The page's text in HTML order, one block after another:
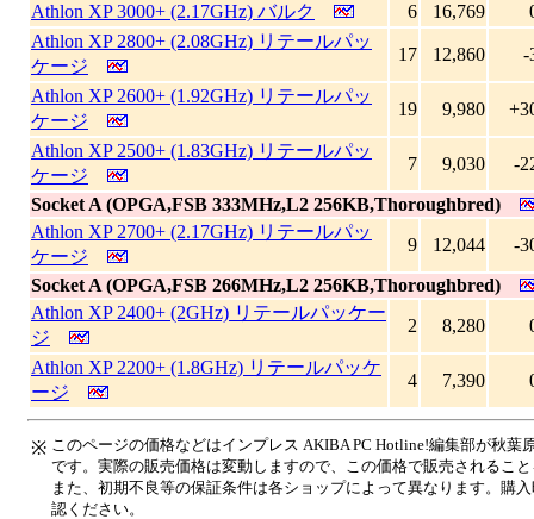
Athlon XP 3000+ (2.17GHz) バルク 6 16,769
Athlon XP 2800+ (2.08GHz) リテールパッ
ケージ
17 12,860 -
Athlon XP 2600+ (1.92GHz) リテールパッ
ケージ
19 9,980
Athlon XP 2500+ (1.83GHz) リテールパッ
ケージ
7 9,030
-
Socket A (OPGA,FSB 333MHz,L2 256KB,Thoroughbred)
Athlon XP 2700+ (2.17GHz) リテールパッ
ケージ
9 12,044
-
Socket A (OPGA,FSB 266MHz,L2 256KB,Thoroughbred)
Athlon XP 2400+ (2GHz) リテールパッケー
ジ
2 8,280
Athlon XP 2200+ (1.8GHz) リテールパッケ
ージ
4 7,390
※ このページの価格などはインプレス AKIBA PC Hotline!編集部が秋葉
です。実際の販売価格は変動しますので、この価格で販売されるこ
また、初期不良等の保証条件は各ショップによって異なります。購
認ください。